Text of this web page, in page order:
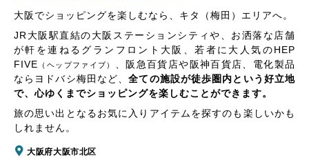
大阪でショッピングを楽しむなら、キタ（梅田）エリアへ。
JR大阪駅直結の大阪ステーションシティや、お洒落な店舗
が軒を連ねるグランフロント大阪、若者に大人気のHEP
FIVE （ヘップファイブ）
、阪急百貨店や阪神百貨店、電化製品
ならヨドバシ梅田など、全ての施設が徒歩圏内という好立地
で、心ゆくまでショッピングを楽しむことができます。
旅の思い出となるお気に入りアイテムを探すのも楽しいかも
しれません。
大阪府大阪市北区